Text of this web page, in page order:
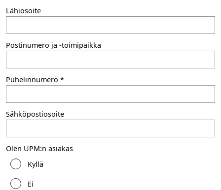
Lähiosoite
Postinumero ja -toimipaikka
Puhelinnumero
Sähköpostiosoite
Olen UPM:n asiakas
Kyllä
Ei